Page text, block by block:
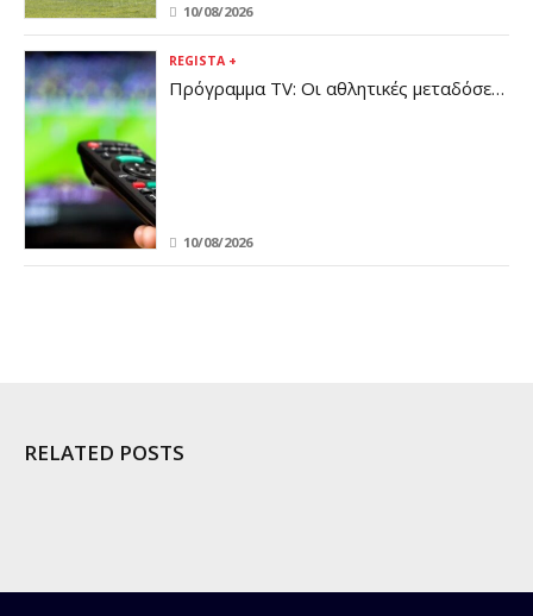
10/08/2026
REGISTA +
Πρόγραμμα TV: Οι αθλητικές μεταδόσεις
10/08/2026
RELATED POSTS